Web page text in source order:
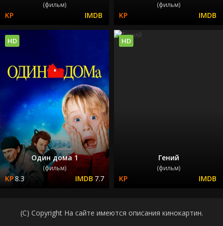
(фильм) (фильм)
Один дома 1
(фильм)
8.3 7.7
HD
Гений
(фильм)
HD
(C) Copyright На сайте имеются описания кинокартин.